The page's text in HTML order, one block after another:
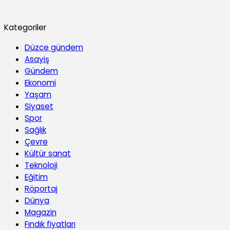
Kategoriler
Düzce gündem
Asayiş
Gündem
Ekonomi
Yaşam
Siyaset
Spor
Sağlık
Çevre
Kültür sanat
Teknoloji
Eğitim
Röportaj
Dünya
Magazin
Fındık fiyatları